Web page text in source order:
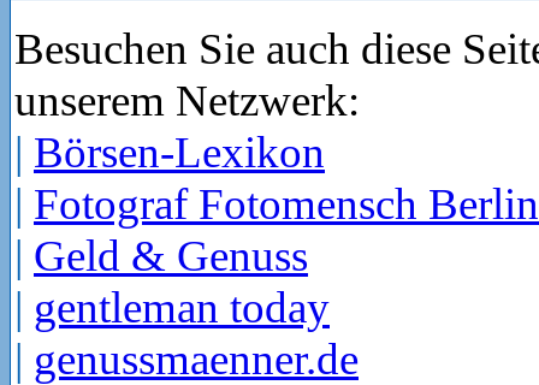
Besuchen Sie auch diese
unserem Netzwerk:
| Börsen-Lexikon
| Fotograf Fotomensch Berlin
| Geld & Genuss
| gentleman today
| genussmaenner.de